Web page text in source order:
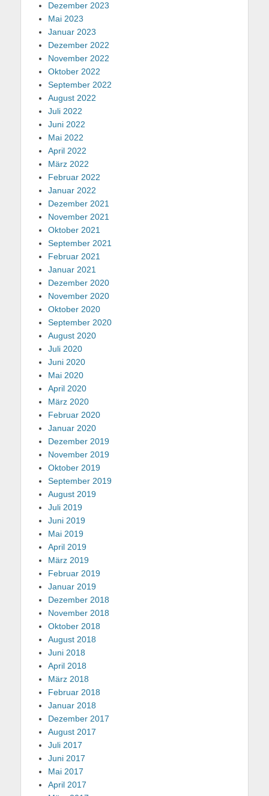
Dezember 2023
Mai 2023
Januar 2023
Dezember 2022
November 2022
Oktober 2022
September 2022
August 2022
Juli 2022
Juni 2022
Mai 2022
April 2022
März 2022
Februar 2022
Januar 2022
Dezember 2021
November 2021
Oktober 2021
September 2021
Februar 2021
Januar 2021
Dezember 2020
November 2020
Oktober 2020
September 2020
August 2020
Juli 2020
Juni 2020
Mai 2020
April 2020
März 2020
Februar 2020
Januar 2020
Dezember 2019
November 2019
Oktober 2019
September 2019
August 2019
Juli 2019
Juni 2019
Mai 2019
April 2019
März 2019
Februar 2019
Januar 2019
Dezember 2018
November 2018
Oktober 2018
August 2018
Juni 2018
April 2018
März 2018
Februar 2018
Januar 2018
Dezember 2017
August 2017
Juli 2017
Juni 2017
Mai 2017
April 2017